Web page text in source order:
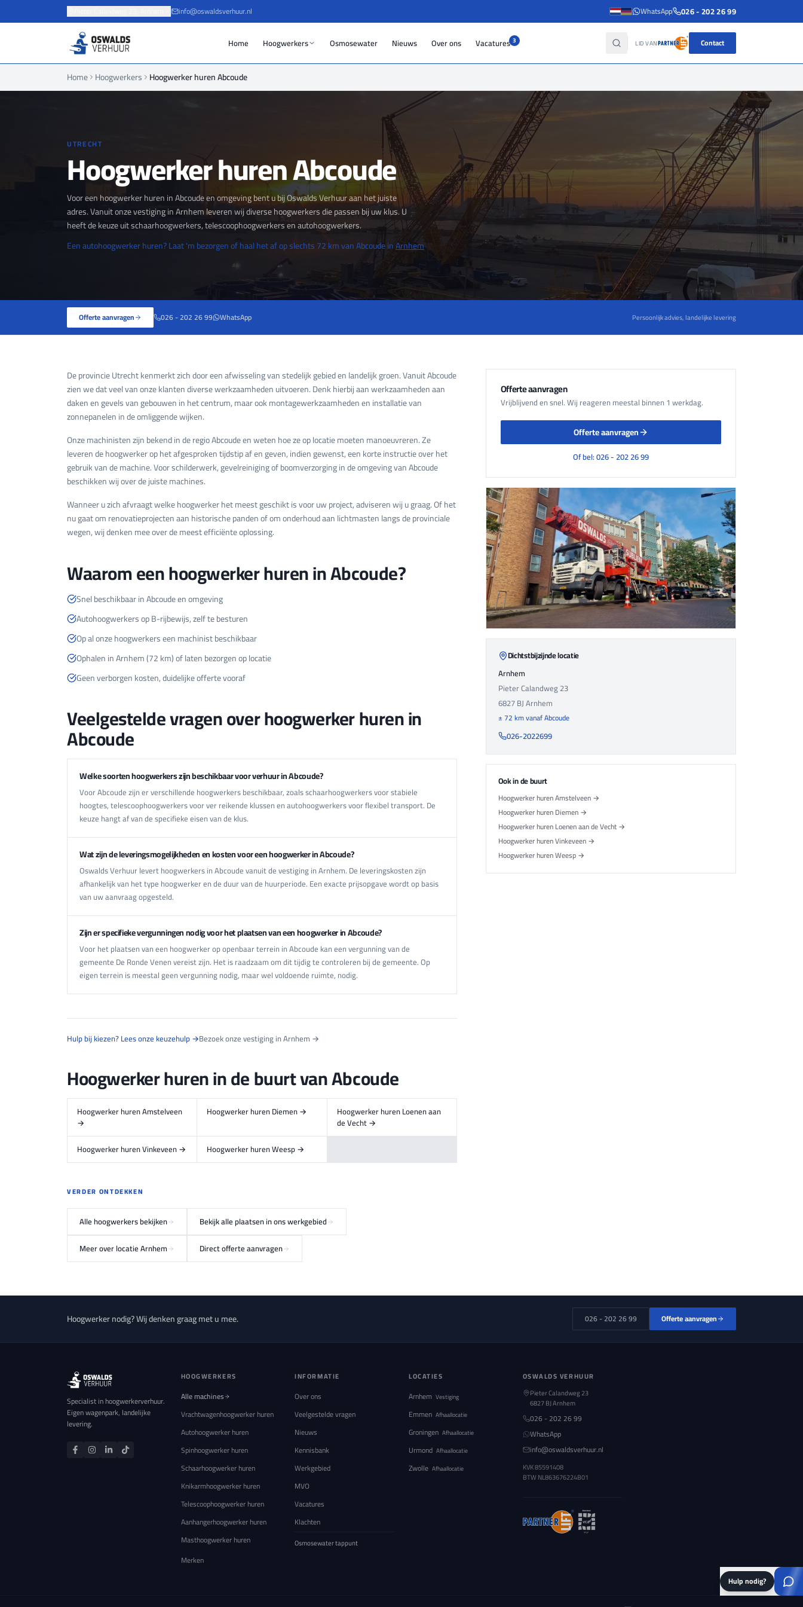
info@oswaldsverhuur.nl WhatsApp 026 - 202 26 99
Home Hoogwerkers Osmosewater Nieuws Over ons Vacatures 3 LID VAN Contact
Home Hoogwerkers Hoogwerker huren Abcoude
UTRECHT
Hoogwerker huren Abcoude
Voor een hoogwerker huren in Abcoude en omgeving bent u bij Oswalds Verhuur aan het juiste
adres. Vanuit onze vestiging in Arnhem leveren wij diverse hoogwerkers die passen bij uw klus. U
heeft de keuze uit schaarhoogwerkers, telescoophoogwerkers en autohoogwerkers.
Een autohoogwerker huren? Laat 'm bezorgen of haal het af op slechts 72 km van Abcoude inArnhem
Offerte aanvragen 026 - 202 26 99 WhatsApp Persoonlijk advies, landelijke levering
De provincie Utrecht kenmerkt zich door een afwisseling van stedelijk gebied en landelijk groen. Vanuit Abcoude
zien we dat veel van onze klanten diverse werkzaamheden uitvoeren. Denk hierbij aan werkzaamheden aan
daken en gevels van gebouwen in het centrum, maar ook montagewerkzaamheden en installatie van
zonnepanelen in de omliggende wijken.
Onze machinisten zijn bekend in de regio Abcoude en weten hoe ze op locatie moeten manoeuvreren. Ze
leveren de hoogwerker op het afgesproken tijdstip af en geven, indien gewenst, een korte instructie over het
gebruik van de machine. Voor schilderwerk, gevelreiniging of boomverzorging in de omgeving van Abcoude
beschikken wij over de juiste machines.
Wanneer u zich afvraagt welke hoogwerker het meest geschikt is voor uw project, adviseren wij u graag. Of het
nu gaat om renovatieprojecten aan historische panden of om onderhoud aan lichtmasten langs de provinciale
wegen, wij denken mee over de meest efficiënte oplossing.
Waarom een hoogwerker huren in Abcoude?
Snel beschikbaar in Abcoude en omgeving
Autohoogwerkers op B-rijbewijs, zelf te besturen
Op al onze hoogwerkers een machinist beschikbaar
Ophalen in Arnhem (72 km) of laten bezorgen op locatie
Geen verborgen kosten, duidelijke offerte vooraf
Veelgestelde vragen over hoogwerker huren in
Abcoude
Welke soorten hoogwerkers zijn beschikbaar voor verhuur in Abcoude?
Voor Abcoude zijn er verschillende hoogwerkers beschikbaar, zoals schaarhoogwerkers voor stabiele
hoogtes, telescoophoogwerkers voor ver reikende klussen en autohoogwerkers voor flexibel transport. De
keuze hangt af van de specifieke eisen van de klus.
Wat zijn de leveringsmogelijkheden en kosten voor een hoogwerker in Abcoude?
Oswalds Verhuur levert hoogwerkers in Abcoude vanuit de vestiging in Arnhem. De leveringskosten zijn
afhankelijk van het type hoogwerker en de duur van de huurperiode. Een exacte prijsopgave wordt op basis
van uw aanvraag opgesteld.
Zijn er specifieke vergunningen nodig voor het plaatsen van een hoogwerker in Abcoude?
Voor het plaatsen van een hoogwerker op openbaar terrein in Abcoude kan een vergunning van de
gemeente De Ronde Venen vereist zijn. Het is raadzaam om dit tijdig te controleren bij de gemeente. Op
eigen terrein is meestal geen vergunning nodig, maar wel voldoende ruimte, nodig.
Hulp bij kiezen? Lees onze keuzehulp →Bezoek onze vestiging in Arnhem →
Hoogwerker huren in de buurt van Abcoude
Hoogwerker huren Amstelveen
→
Hoogwerker huren Diemen → Hoogwerker huren Loenen aan
de Vecht →
Hoogwerker huren Vinkeveen →
Hoogwerker huren Weesp →
VERDER ONTDEKKEN
Alle hoogwerkers bekijken
Bekijk alle plaatsen in ons werkgebied
Meer over locatie Arnhem
Direct offerte aanvragen
Offerte aanvragen
Vrijblijvend en snel. Wij reageren meestal binnen 1 werkdag.
Offerte aanvragen
Of bel: 026 - 202 26 99
Dichtstbijzijnde locatie
Arnhem
Pieter Calandweg 23
6827 BJArnhem
± 72 km vanaf Abcoude
026-2022699
Ook in de buurt
Hoogwerker huren Amstelveen →
Hoogwerker huren Diemen →
Hoogwerker huren Loenen aan de Vecht →
Hoogwerker huren Vinkeveen →
Hoogwerker huren Weesp →
Hoogwerker nodig? Wij denken graag met u mee. 026 - 202 26 99 Offerte aanvragen
Specialist in hoogwerkerverhuur.
Eigen wagenpark, landelijke
levering.
HOOGWERKERS
Alle machines
Vrachtwagenhoogwerker huren
Autohoogwerker huren
Spinhoogwerker huren
Schaarhoogwerker huren
Knikarmhoogwerker huren
Telescoophoogwerker huren
Aanhangerhoogwerker huren
Masthoogwerker huren
Merken
INFORMATIE
Over ons
Veelgestelde vragen
Nieuws
Kennisbank
Werkgebied
MVO
Vacatures
Klachten
Osmosewater tappunt
LOCATIES
Arnhem Vestiging
Emmen Afhaallocatie
Groningen Afhaallocatie
Urmond Afhaallocatie
Zwolle Afhaallocatie
OSWALDS VERHUUR
Pieter Calandweg 23
6827 BJ Arnhem
026 - 202 26 99
WhatsApp
info@oswaldsverhuur.nl
KVK 85591408
BTW NL863676224B01
Hulp nodig?